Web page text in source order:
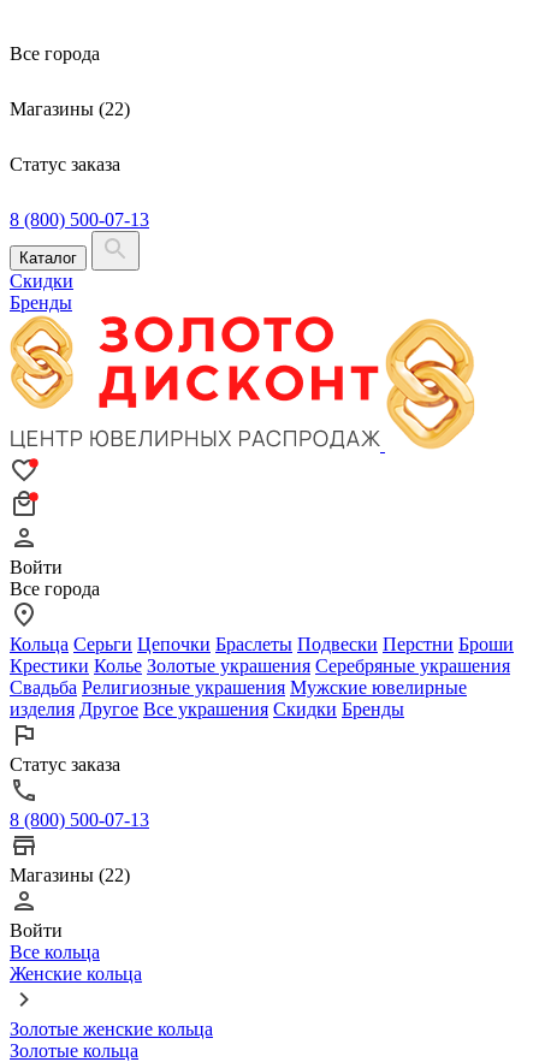
Все города
Магазины (22)
Статус заказа
8 (800) 500-07-13
Каталог
Скидки
Бренды
Войти
Все города
Кольца Серьги Цепочки Браслеты Подвески Перстни Броши
Крестики Колье Золотые украшения Серебряные украшения
Свадьба Религиозные украшения Мужские ювелирные
изделия Другое Все украшения Скидки Бренды
Статус заказа
8 (800) 500-07-13
Магазины (22)
Войти
Все кольца
Женские кольца
Золотые женские кольца
Золотые кольца